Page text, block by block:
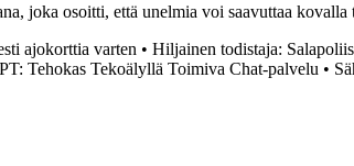
joka osoitti, että unelmia voi saavuttaa
ajokorttia varten • Hiljainen todistaja:
Tehokas Tekoälyllä Toimiva Chat-palvelu •